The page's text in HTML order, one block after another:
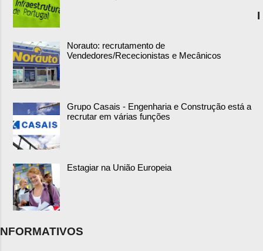
Norauto: recrutamento de
Vendedores/Rececionistas e Mecânicos
Grupo Casais - Engenharia e Construção está a
recrutar em várias funções
Estagiar na União Europeia
I
NFORMATIVOS